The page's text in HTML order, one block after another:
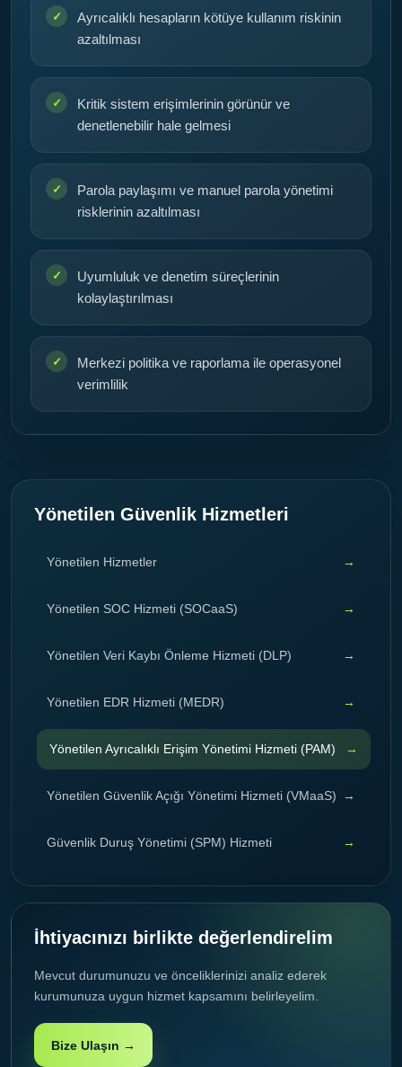
Ayrıcalıklı hesapların kötüye kullanım riskinin
azaltılması
Kritik sistem erişimlerinin görünür ve
denetlenebilir hale gelmesi
Parola paylaşımı ve manuel parola yönetimi
risklerinin azaltılması
Uyumluluk ve denetim süreçlerinin
kolaylaştırılması
Merkezi politika ve raporlama ile operasyonel
verimlilik
Yönetilen Güvenlik Hizmetleri
Yönetilen Hizmetler
Yönetilen SOC Hizmeti (SOCaaS)
Yönetilen Veri Kaybı Önleme Hizmeti (DLP)
Yönetilen EDR Hizmeti (MEDR)
Yönetilen Ayrıcalıklı Erişim Yönetimi Hizmeti (PAM)
Yönetilen Güvenlik Açığı Yönetimi Hizmeti (VMaaS)
Güvenlik Duruş Yönetimi (SPM) Hizmeti
İhtiyacınızı birlikte değerlendirelim
Mevcut durumunuzu ve önceliklerinizi analiz ederek
kurumunuza uygun hizmet kapsamını belirleyelim.
Bize Ulaşın →